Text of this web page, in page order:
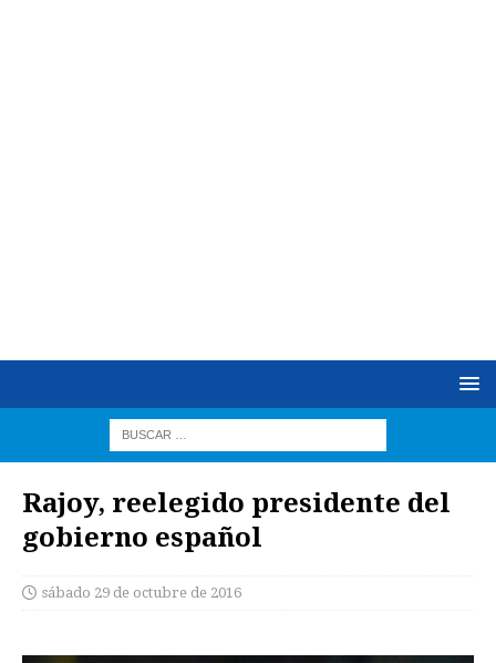
Rajoy, reelegido presidente del
gobierno español
sábado 29 de octubre de 2016